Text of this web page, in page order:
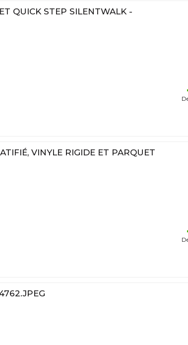
QUICK STEP SILENTWALK -
VINYLE RIGIDE ET PARQUET